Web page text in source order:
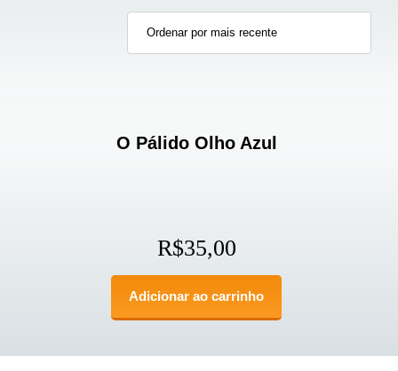
O Pálido Olho Azul
R$35,00
Adicionar ao carrinho